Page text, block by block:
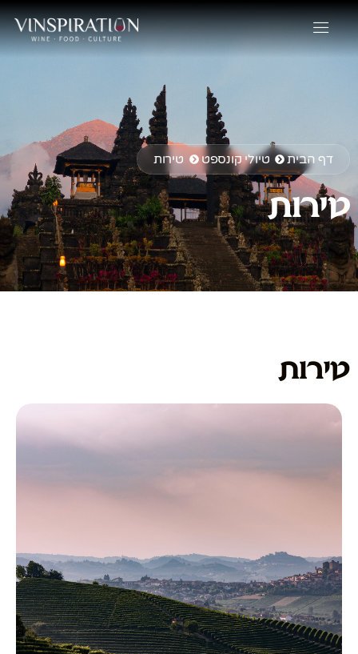
דף הבית טיולי קונספט טירות
טירות
טירות